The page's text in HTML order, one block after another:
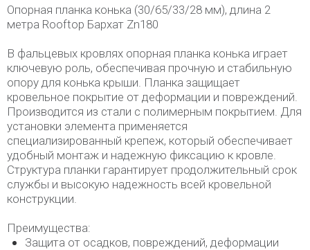
Опорная планка конька (30/65/33/28 мм), длина 2
метра Rooftop Бархат Zn180
В фальцевых кровлях опорная планка конька играет
ключевую роль, обеспечивая прочную и стабильную
опору для конька крыши. Планка защищает
кровельное покрытие от деформации и повреждений.
Производится из стали с полимерным покрытием. Для
установки элемента применяется
специализированный крепеж, который обеспечивает
удобный монтаж и надежную фиксацию к кровле.
Структура планки гарантирует продолжительный срок
службы и высокую надежность всей кровельной
конструкции.
Преимущества:
Защита от осадков, повреждений, деформации